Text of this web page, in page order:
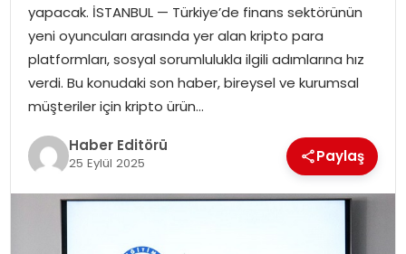
MAGAZIN
SPOR
YAŞAM
yapacak. İSTANBUL — Türkiye’de finans sektörünün
yeni oyuncuları arasında yer alan kripto para
platformları, sosyal sorumlulukla ilgili adımlarına hız
verdi. Bu konudaki son haber, bireysel ve kurumsal
müşteriler için kripto ürün…
Haber Editörü
25 Eylül 2025 Paylaş